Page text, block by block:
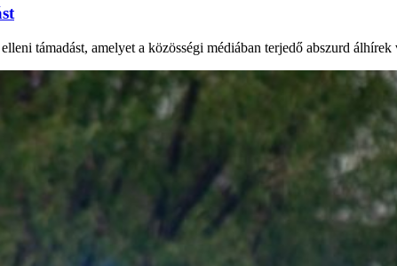
támadást, amelyet a közösségi médiában terjedő abszurd